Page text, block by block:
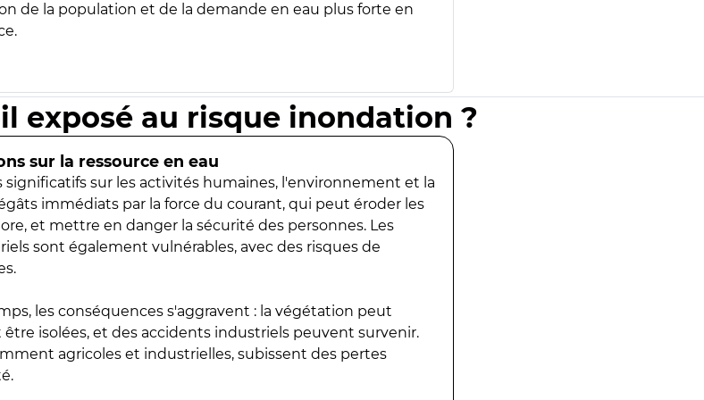
de la population et de la demande en eau plus forte en
exposé au risque inondation ?
sur la ressource en eau
sur les activités humaines, l'environnement et la
immédiats par la force du courant, qui peut éroder les
et mettre en danger la sécurité des personnes. Les
sont également vulnérables, avec des risques de
les conséquences s'aggravent : la végétation peut
isolées, et des accidents industriels peuvent survenir.
agricoles et industrielles, subissent des pertes